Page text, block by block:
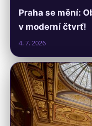
Praha se mění:
v moderní čtvrť!
4. 7. 2026